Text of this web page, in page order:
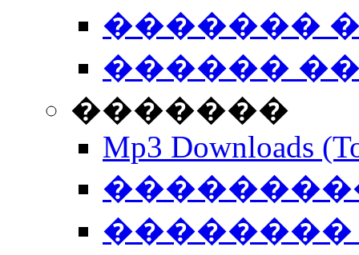
�������
������
�������
Mp3 Downloads
��������